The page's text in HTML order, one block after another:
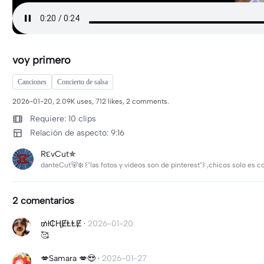
voy primero
Canciones Concierto de salsa
2026-01-20, 2.09K uses, 712 likes, 2 comments.
Requiere: 10 clips
Relación de aspecto: 9:16
RદvCut✯
danteCut🐻‍❄️ ꒰"las fotos y videos son de pinterest"꒱ ,chicos solo es
2 comentarios
₥ł₵ⱧɆⱠⱠɆ · 2026-01-20
🥰
💋Samara 💋😍 · 2026-01-27